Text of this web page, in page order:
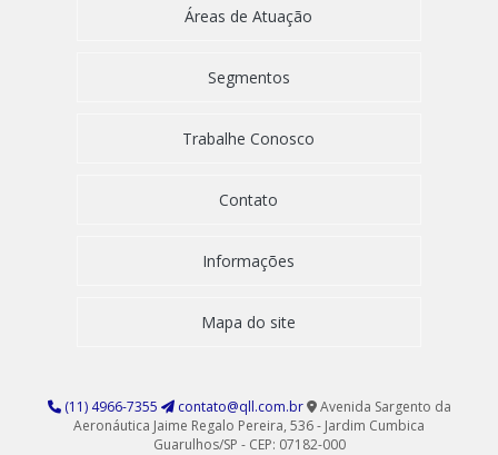
Áreas de Atuação
Segmentos
Trabalhe Conosco
Contato
Informações
Mapa do site
(11) 4966-7355 contato@qll.com.br
Avenida Sargento da
Aeronáutica Jaime Regalo Pereira, 536 - Jardim Cumbica
Guarulhos/SP - CEP: 07182-000